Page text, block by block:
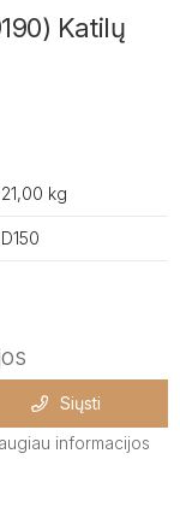
Katilų
21,00 kg
D150
Siųsti
informacijos